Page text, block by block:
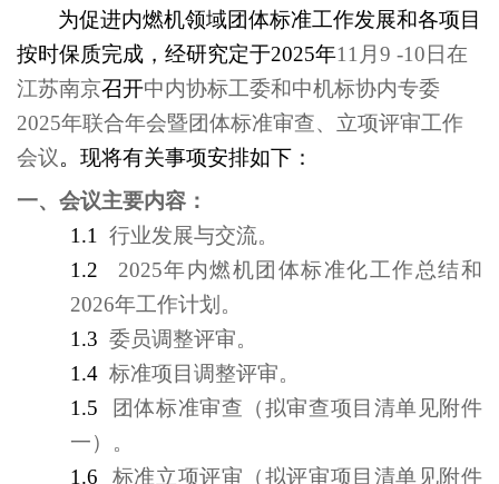
为促进内燃机领域团体标准工作发展和各项目
按时保质完成，经研究定于2025年11 月9 -10日在
江苏南京召开中内协标工委和中机标协内专委
2025年联合年会暨团体标准审查、立项评审工作
会议。现将有关事项安排如下：
一、会议主要内容：
1.1
行业发展与交流。
1.2
2025年内燃机团体标准化工作总结和
2026年工作计划。
1.3 委员调整评审。
1.4 标准项目调整评审。
1.5
团体标准审查（拟审查项目清单见附件
一）。
1.6
标准立项评审（拟评审项目清单见附件